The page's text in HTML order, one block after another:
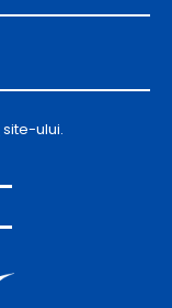
site-ului.